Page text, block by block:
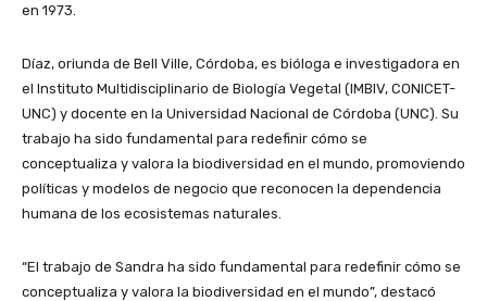
en 1973.
Díaz, oriunda de Bell Ville, Córdoba, es bióloga e investigadora en
el Instituto Multidisciplinario de Biología Vegetal (IMBIV, CONICET-
UNC) y docente en la Universidad Nacional de Córdoba (UNC). Su
trabajo ha sido fundamental para redefinir cómo se
conceptualiza y valora la biodiversidad en el mundo, promoviendo
políticas y modelos de negocio que reconocen la dependencia
humana de los ecosistemas naturales.
“El trabajo de Sandra ha sido fundamental para redefinir cómo se
conceptualiza y valora la biodiversidad en el mundo”, destacó